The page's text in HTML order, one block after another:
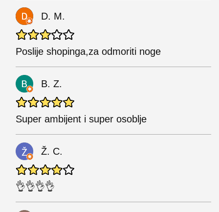
D. M.
Poslije shopinga,za odmoriti noge
B. Z.
Super ambijent i super osoblje
Ž. C.
👌👌👌👌